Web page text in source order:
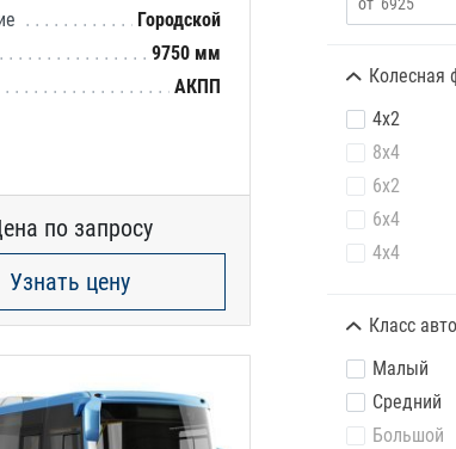
Колесная
4х2
8х4
6х2
6х4
4х4
Класс
Малый
Средний
Большой
Городской
9750 мм
АКПП
по запросу
Узнать цену